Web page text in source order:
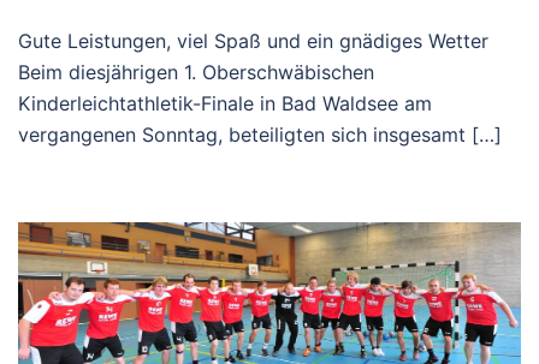
Gute Leistungen, viel Spaß und ein gnädiges Wetter
Beim diesjährigen 1. Oberschwäbischen
Kinderleichtathletik-Finale in Bad Waldsee am
vergangenen Sonntag, beteiligten sich insgesamt […]